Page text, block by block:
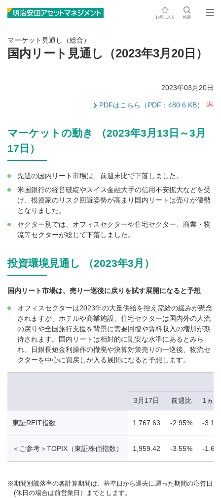
お気に入り 検索
マーケット見通し（総合）
国内リート見通し（2023年3月20日）
2023年03月20日
PDFはこちら（PDF：480.6 KB）
マーケットの動き （2023年3月13日～3月
17日）
先週の国内リート市場は、前週末比で下落しました。
米国銀行の経営破綻やスイス金融大手の信用不安拡大などを受
け、投資家のリスク回避姿勢が高まり国内リートは売りが優勢
となりました。
セクター別では、オフィスセクターや住宅セクター、商業・物
流等セクターが総じて下落しました。
投資環境見通し （2023年3月）
国内リート市場は、売り一巡後に戻りを試す展開になると予想
オフィスセクターは2023年の大量供給を控え需給の緩みが懸念
されますが、ホテルや商業施設、住宅セクターは国内外の人流
の戻りや全国旅行支援を背景に需要回復や賃料収入の増加が期
待されます。国内リートは相対的に割安な水準にあるとみら
れ、日銀長短金利操作の撤廃や決算対策売りの一巡後、物流セ
クターを中心に買戻しが入る展開になると予想します。
3月17日 前週比 1ヵ
東証REIT指数 1,767.63 -2.95% -
＜ご参考＞TOPIX（東証株価指数） 1,959.42 -3.55% -
※期間別騰落率の各計算期間は、基準日から過去に遡った期間の応答日
(休日の場合は前営業日）までとします。